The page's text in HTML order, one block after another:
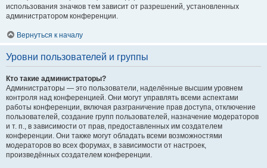
использования значков тем зависит от разрешений, установленных
администратором конференции.
Вернуться к началу
Уровни пользователей и группы
Кто такие администраторы?
Администраторы — это пользователи, наделённые высшим уровнем
контроля над конференцией. Они могут управлять всеми аспектами
работы конференции, включая разграничение прав доступа, отключение
пользователей, создание групп пользователей, назначение модераторов
и т. п., в зависимости от прав, предоставленных им создателем
конференции. Они также могут обладать всеми возможностями
модераторов во всех форумах, в зависимости от настроек,
произведённых создателем конференции.